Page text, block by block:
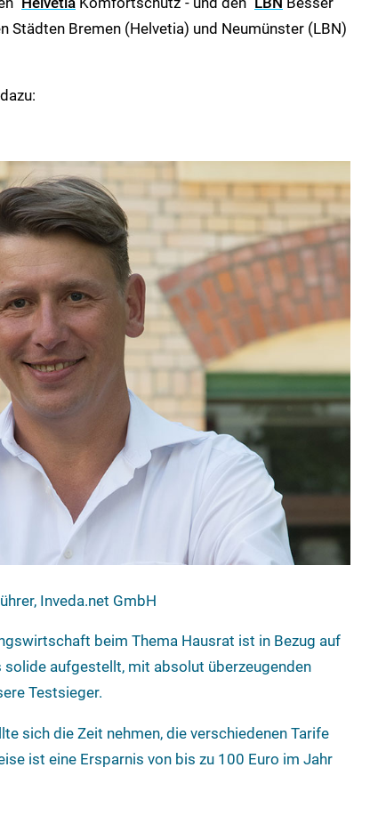
Städten Bremen (Helvetia) und Neumünster (LBN)
Inveda.net GmbH
beim Thema Hausrat ist in Bezug auf
aufgestellt, mit absolut überzeugenden
Testsieger.
sich die Zeit nehmen, die verschiedenen Tarife
ist eine Ersparnis von bis zu 100 Euro im Jahr